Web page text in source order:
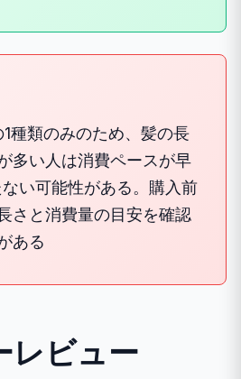
種類のみのため、髪の長
多い人は消費ペースが早
ない可能性がある。購入前
さと消費量の目安を確認
ある
レビュー